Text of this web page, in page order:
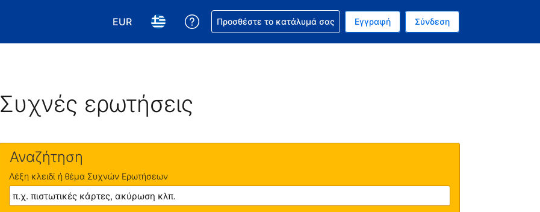
EUR
Επιλέξτε το νόμισμά σας. Το τωρινό σας νόμισμα είναι Ευρώ
Επιλέξτε τη γλώσσα σας. Η τωρινή σας γλώσσα είναι τα Ελληνικά
Βοήθεια για την κράτησή σας
Προσθέστε το κατάλυμά σας Εγγραφή Σύνδεση
Συχνές ερωτήσεις
Αναζήτηση
Λέξη κλειδί ή θέμα Συχνών Ερωτήσεων